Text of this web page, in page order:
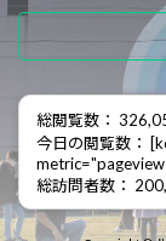
総閲覧数：
今日の閲覧数：
総訪問者数：